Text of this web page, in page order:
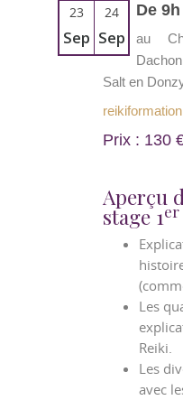
23
Sep
24
Sep
De
au
Salt en
Prix : 130
Aperçu
stage 1er
Les
Reiki.
Les
avec